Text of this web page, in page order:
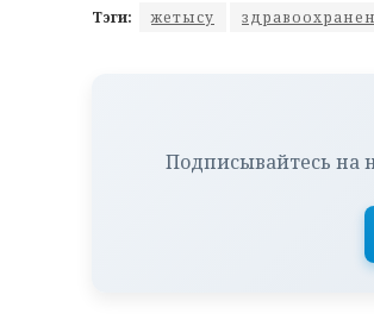
Тэги: жетысу
Подписывайтесь на